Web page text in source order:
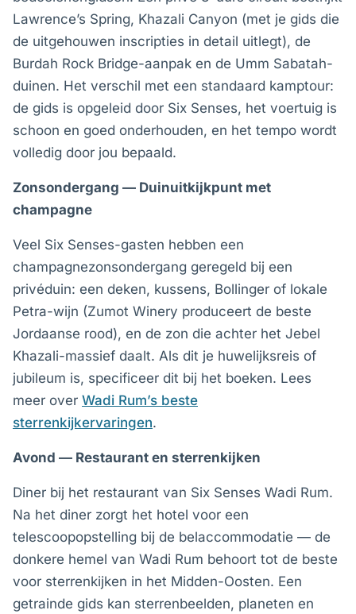
Lawrence’s Spring, Khazali Canyon (met je gids die
de uitgehouwen inscripties in detail uitlegt), de
Burdah Rock Bridge-aanpak en de Umm Sabatah-
duinen. Het verschil met een standaard kamptour:
de gids is opgeleid door Six Senses, het voertuig is
schoon en goed onderhouden, en het tempo wordt
volledig door jou bepaald.
Zonsondergang — Duinuitkijkpunt met
champagne
Veel Six Senses-gasten hebben een
champagnezonsondergang geregeld bij een
privéduin: een deken, kussens, Bollinger of lokale
Petra-wijn (Zumot Winery produceert de beste
Jordaanse rood), en de zon die achter het Jebel
Khazali-massief daalt. Als dit je huwelijksreis of
jubileum is, specificeer dit bij het boeken. Lees
meer over Wadi Rum’s beste
sterrenkijkervaringen.
Avond — Restaurant en sterrenkijken
Diner bij het restaurant van Six Senses Wadi Rum.
Na het diner zorgt het hotel voor een
telescoopopstelling bij de belaccommodatie — de
donkere hemel van Wadi Rum behoort tot de beste
voor sterrenkijken in het Midden-Oosten. Een
getrainde gids kan sterrenbeelden, planeten en